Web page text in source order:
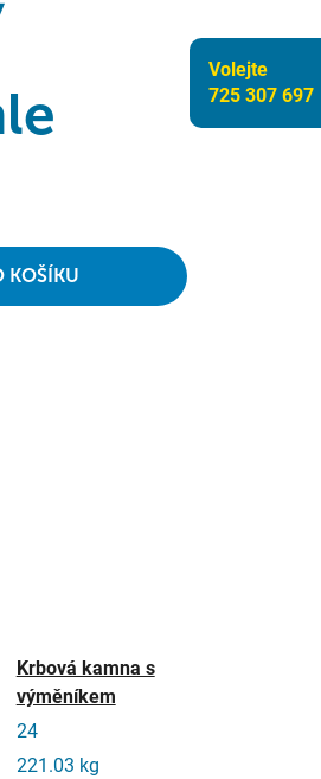
Volejte
725 307 697
KOŠÍKU
Krbová kamna s
výměníkem
24
221.03 kg